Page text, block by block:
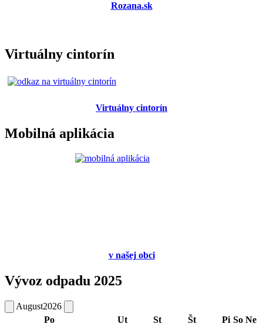
Rozana.sk
Virtuálny cintorín
Virtuálny cintorín
Mobilná aplikácia
vnašej obci
Vývoz odpadu 2025
August2026
Po
Ut St Št Pi So Ne